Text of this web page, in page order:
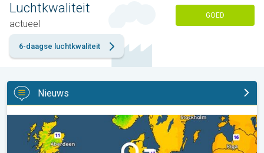
Luchtkwaliteit
actueel
GOED
6-daagse luchtkwaliteit
Nieuws
Er komen koelere nachten aan. West- en Midden-Europa. . .